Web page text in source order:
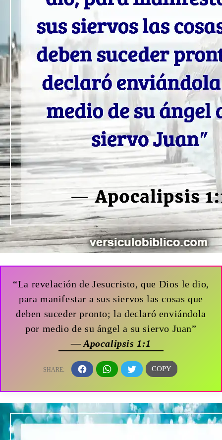
“La revelación de Jesucristo, que Dios le dio,
para manifestar a sus siervos las cosas que
deben suceder pronto; la declaró enviándola
por medio de su ángel a su siervo Juan”
— Apocalipsis 1:1